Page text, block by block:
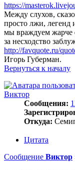
https://
Между слухов,
просто лжи, легенд
мы враждуем жарче
за несходство
http://favquote.ru/
Игорь Губерман.
Вернуться к началу
Виктор
Сообщения:
Откуда:
Цитата
Сообщение Виктор